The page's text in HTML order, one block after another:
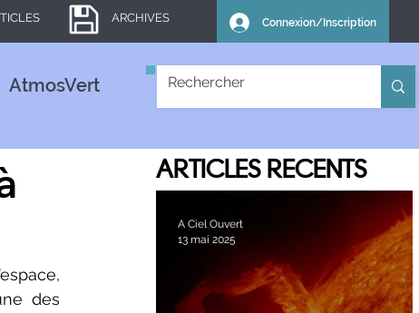
ARCHIVES Connexion/Inscription
AtmosVert
des
ARTICLES RECENTS
A Ciel Ouvert
13 mai 2025